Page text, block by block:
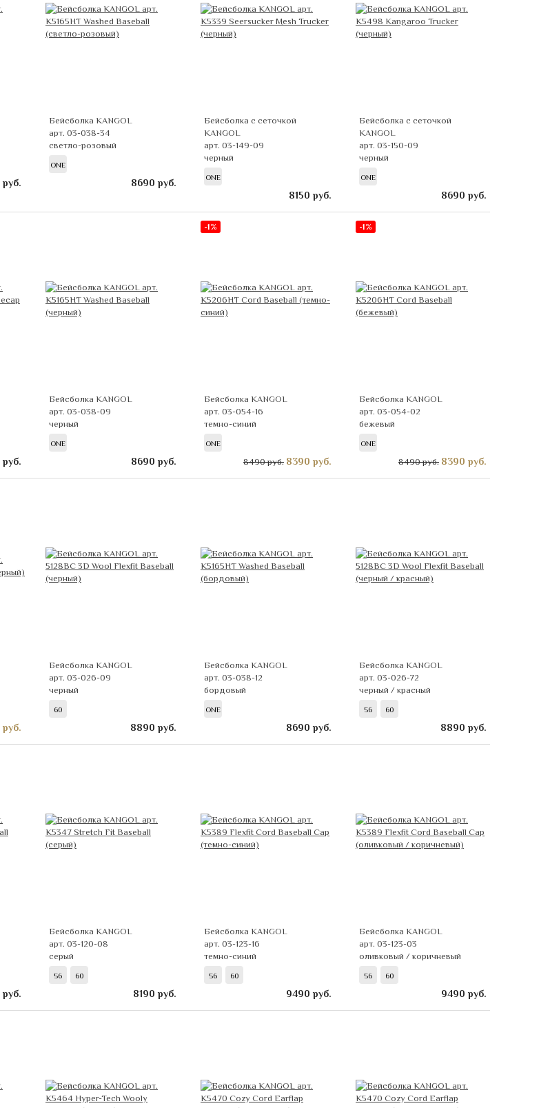
руб.
Бейсболка KANGOL
арт. 03-038-34
светло-розовый
ONE
8690 руб.
Бейсболка с сеточкой
KANGOL
арт. 03-149-09
черный
ONE
8150 руб.
Бейсболка с сеточкой
KANGOL
арт. 03-150-09
черный
ONE
8690 руб.
руб.
Бейсболка KANGOL
арт. 03-038-09
черный
ONE
8690 руб.
-1%
Бейсболка KANGOL
арт. 03-054-16
темно-синий
ONE
8490 руб. 8390 руб.
-1%
Бейсболка KANGOL
арт. 03-054-02
бежевый
ONE
8490 руб. 8390 руб.
руб.
Бейсболка KANGOL
арт. 03-026-09
черный
60
8890 руб.
Бейсболка KANGOL
арт. 03-038-12
бордовый
ONE
8690 руб.
Бейсболка KANGOL
арт. 03-026-72
черный / красный
56 60
8890 руб.
руб.
Бейсболка KANGOL
арт. 03-120-08
серый
56 60
8190 руб.
Бейсболка KANGOL
арт. 03-123-16
темно-синий
56 60
9490 руб.
Бейсболка KANGOL
арт. 03-123-03
оливковый / коричневый
56 60
9490 руб.